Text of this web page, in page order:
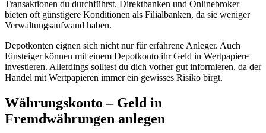
Transaktionen du durchführst. Direktbanken und Onlinebroker
bieten oft günstigere Konditionen als Filialbanken, da sie weniger
Verwaltungsaufwand haben.
Depotkonten eignen sich nicht nur für erfahrene Anleger. Auch
Einsteiger können mit einem Depotkonto ihr Geld in Wertpapiere
investieren. Allerdings solltest du dich vorher gut informieren, da der
Handel mit Wertpapieren immer ein gewisses Risiko birgt.
Währungskonto – Geld in
Fremdwährungen anlegen